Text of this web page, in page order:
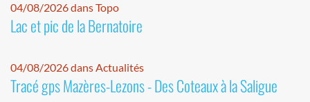
04/08/2026 dans Topo
Lac et pic de la Bernatoire
04/08/2026 dans Actualités
Tracé gps Mazères-Lezons - Des Coteaux à la Saligue